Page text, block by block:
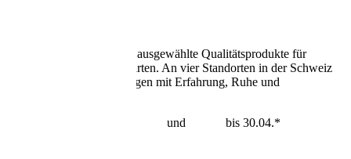
Persönliche Beratung und ausgewählte Qualitätsprodukte für
Schlafen, Wohnen und Garten. An vier Standorten in der Schweiz
begleiten wir Entscheidungen mit Erfahrung, Ruhe und
und
bis 30.04.*